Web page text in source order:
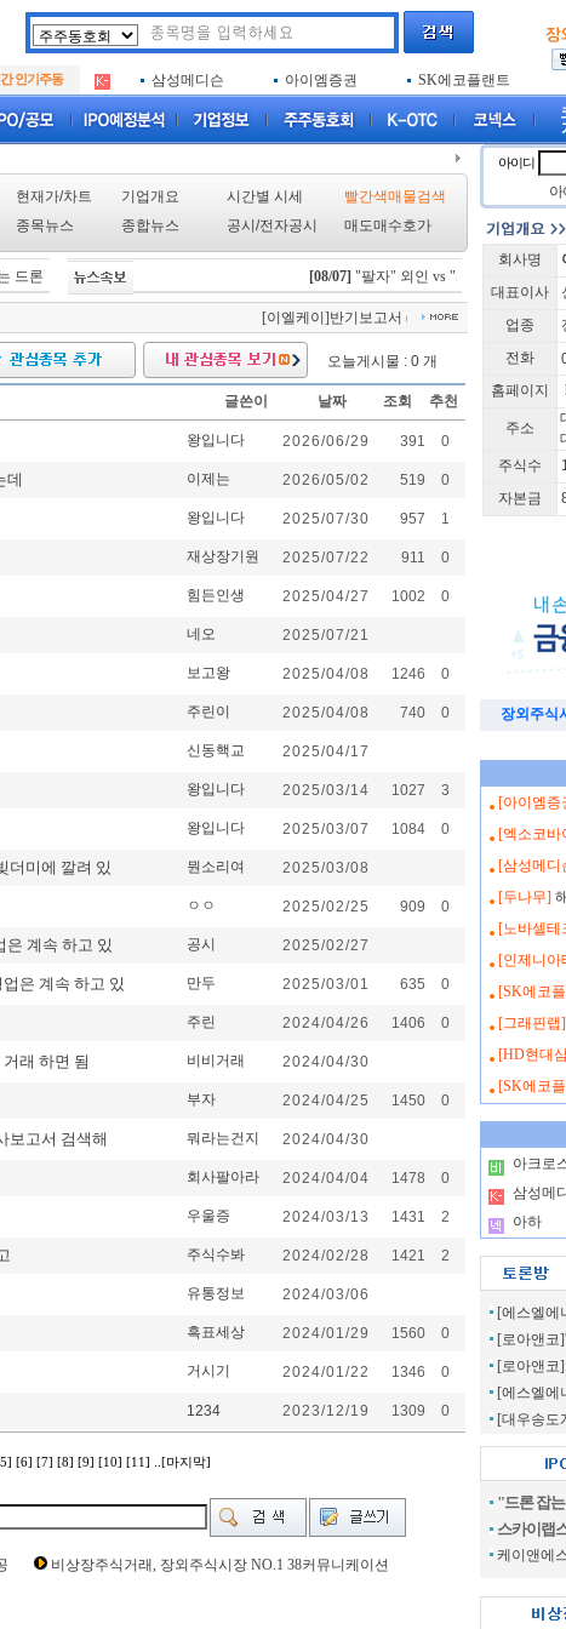
인기주동
. 아크로스 두나무
엑소코바이오
삼성메디슨 아이엠증권
SK에코플랜트
.
아크로스 두나무
엑소코바이오
SK에코플랜트
.
아하 루켄테크놀러지 플럼라인생명과
현재가/차트 기업개요 시간별 시세
빨간색매물검색
종목뉴스 종합뉴스 공시 /전자공시 매도매수호가
론" 니어스랩, IPO 시동 "2029년 방공망 체계 편입" [08/06]스카이랩스, "카트 비피 프
[08/07]"팔자" 외인 vs "사자" 개인·기관
[이엘케이]반기보고서 (2025.06) [이엘케이]분
오늘게시물 : 0 개
글쓴이 날짜 조회 추천
왕입니다 2026/06/29 391 0
데 이제는 2026/05/02 519 0
왕입니다 2025/07/30 957 1
재상장기원 2025/07/22 911 0
힘든인생 2025/04/27 1002 0
네오 2025/07/21
보고왕 2025/04/08 1246 0
주린이 2025/04/08 740 0
신동핵교 2025/04/17
왕입니다 2025/03/14 1027 3
왕입니다 2025/03/07 1084 0
더미에 깔려 있 뭔소리여 2025/03/08
ㅇㅇ 2025/02/25 909 0
계속 하고 있 공시 2025/02/27
은 계속 하고 있 만두 2025/03/01 635 0
주린 2024/04/26 1406 0
래 하면 됨 비비거래 2024/04/30
부자 2024/04/25 1450 0
보고서 검색해 뭐라는건지 2024/04/30
회사팔아라 2024/04/04 1478 0
우울증 2024/03/13 1431 2
주식수봐 2024/02/28 1421 2
유통정보 2024/03/06
흑표세상 2024/01/29 1560 0
거시기 2024/01/22 1346 0
1234 2023/12/19 1309 0
[6] [7] [8] [9] [10] [11] ..[마지막]
비상장주식거래, 장외주식시장 NO.1 38커뮤니케이션
아이디
아
회사명
대표이사
업종
전화
홈페이지
주소
주식수
자본금
장외주식
[아이엠증
[엑소코바
[삼성메디
[두나무]
[노바셀테
[인제니아
[SK에코
[그래핀랩]
[HD현대
[SK에코
아크로
삼성메
아하
[에스엘에
[로아앤코
[로아앤코
[에스엘에
[대우송도
"드론 잡
스카이랩
케이앤에